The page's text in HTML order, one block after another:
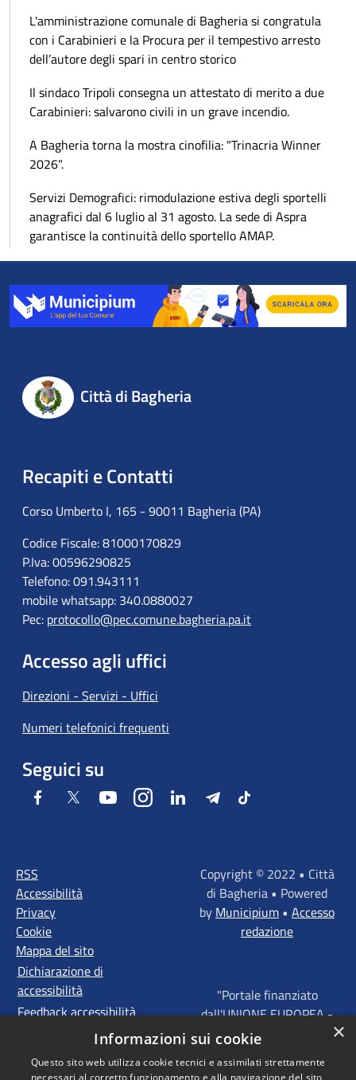
L'amministrazione comunale di Bagheria si congratula
con i Carabinieri e la Procura per il tempestivo arresto
dell’autore degli spari in centro storico
Il sindaco Tripoli consegna un attestato di merito a due
Carabinieri: salvarono civili in un grave incendio.
A Bagheria torna la mostra cinofilia: "Trinacria Winner
2026".
Servizi Demografici: rimodulazione estiva degli sportelli
anagrafici dal 6 luglio al 31 agosto. La sede di Aspra
garantisce la continuità dello sportello AMAP.
Città di Bagheria
Recapiti e Contatti
Corso Umberto I, 165 - 90011 Bagheria (PA)
Codice Fiscale: 81000170829
P.Iva: 00596290825
Telefono: 091.943111
mobile whatsapp: 340.0880027
Pec: protocollo@pec.comune.bagheria.pa.it
Accesso agli uffici
Direzioni - Servizi - Uffici
Numeri telefonici frequenti
Seguici su
Facebook Twitter YoutubeInstagramLinkedIn TelegramTiktok
RSS
Accessibilità
Privacy
Cookie
Mappa del sito
Dichiarazione di
accessibilità
Feedback accessibilità
Copyright © 2022 • Città
di Bagheria • Powered
by Municipium • Accesso
redazione
"Portale finanziato
dall'UNIONE EUROPEA -
FONDI STRUTTURALI
EUROPEI - Programma
×
Informazioni sui cookie
Questo sito web utilizza cookie tecnici e assimilati strettamente
necessari al corretto funzionamento e alla navigazione del sito,